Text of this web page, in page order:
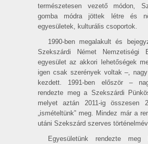
természetesen vezető módon,
gomba módra jöttek létre és
egyesületek, kulturális csoportok.
1990-ben megalakult és
Szekszárdi Német Nemzetiségi
egyesület az akkori lehetőségek
igen csak szerények voltak –,
kezdett. 1991-ben először –
rendezte meg a Szekszárdi
melyet aztán 2011-ig összesen
„ismételtünk” meg. Mindez már a
utáni Szekszárd szerves
Egyesületünk rendezte meg